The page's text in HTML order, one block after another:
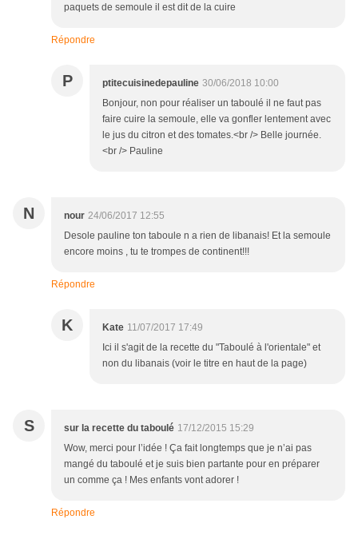
paquets de semoule il est dit de la cuire
Répondre
P ptitecuisinedepauline 30/06/2018 10:00
Bonjour, non pour réaliser un taboulé il ne faut pas
faire cuire la semoule, elle va gonfler lentement avec
le jus du citron et des tomates.<br /> Belle journée.
<br /> Pauline
N nour 24/06/2017 12:55
Desole pauline ton taboule n a rien de libanais! Et la semoule
encore moins , tu te trompes de continent!!!
Répondre
K Kate 11/07/2017 17:49
Ici il s'agit de la recette du "Taboulé à l'orientale" et
non du libanais (voir le titre en haut de la page)
S sur la recette du taboulé 17/12/2015 15:29
Wow, merci pour l’idée ! Ça fait longtemps que je n’ai pas
mangé du taboulé et je suis bien partante pour en préparer
un comme ça ! Mes enfants vont adorer !
Répondre